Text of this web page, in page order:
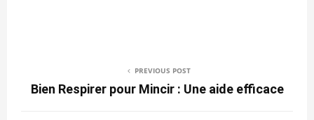
PREVIOUS POST
Bien Respirer pour Mincir : Une aide efficace